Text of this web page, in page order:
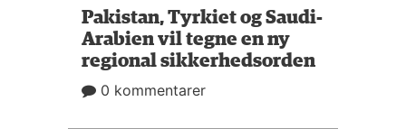
Pakistan, Tyrkiet og Saudi-
Arabien vil tegne en ny
regional sikkerhedsorden
0 kommentarer